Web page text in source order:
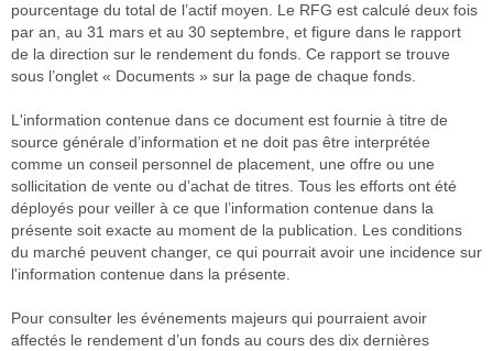
pourcentage du total de l’actif moyen. Le RFG est calculé deux fois
par an, au 31 mars et au 30 septembre, et figure dans le rapport
de la direction sur le rendement du fonds. Ce rapport se trouve
sous l’onglet « Documents » sur la page de chaque fonds.
L'information contenue dans ce document est fournie à titre de
source générale d’information et ne doit pas être interprétée
comme un conseil personnel de placement, une offre ou une
sollicitation de vente ou d’achat de titres. Tous les efforts ont été
déployés pour veiller à ce que l’information contenue dans la
présente soit exacte au moment de la publication. Les conditions
du marché peuvent changer, ce qui pourrait avoir une incidence sur
l'information contenue dans la présente.
Pour consulter les événements majeurs qui pourraient avoir
affectés le rendement d’un fonds au cours des dix dernières